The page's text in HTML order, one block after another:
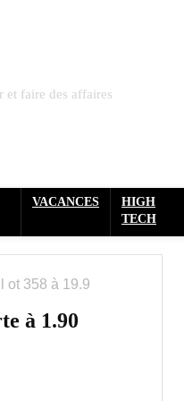
et faire des affaires
VACANCES
HIGH
TECH
ot 358 à 19.9
à 1.90